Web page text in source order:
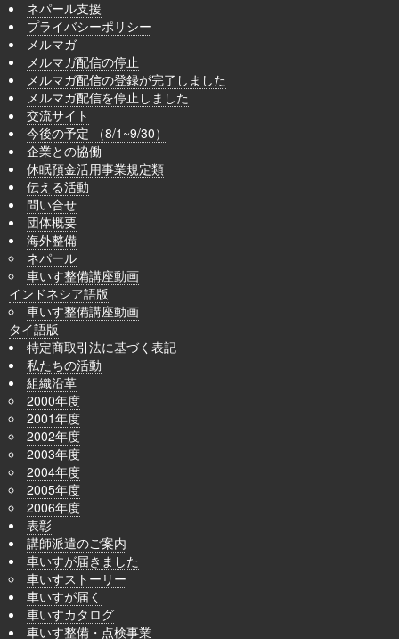
ネパール支援
プライバシーポリシー
メルマガ
メルマガ配信の停止
メルマガ配信の登録が完了しました
メルマガ配信を停止しました
交流サイト
今後の予定 （8/1~9/30）
企業との協働
休眠預金活用事業規定類
伝える活動
問い合せ
団体概要
海外整備
ネパール
車いす整備講座動画
インドネシア語版
車いす整備講座動画
タイ語版
特定商取引法に基づく表記
私たちの活動
組織沿革
2000年度
2001年度
2002年度
2003年度
2004年度
2005年度
2006年度
表彰
講師派遣のご案内
車いすが届きました
車いすストーリー
車いすが届く
車いすカタログ
車いす整備・点検事業